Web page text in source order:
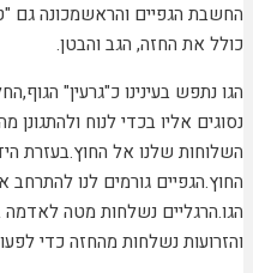
החשבת הגפיים והראשמכונה גם
כולל את החזה, הגב והבטן.
הגו נתפש בעינינו כ"גרעין"
נסוגים אליו בכדי לנוח
השלוחות שלנו אל החוץ.בעזרת
החוץ.הגפיים גורמים לנו
הגו.הרגליים נשלחות מטה לאדמה
והזרועות נשלחות מהחזה כדי